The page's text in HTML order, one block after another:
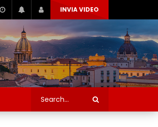
INVIA VIDEO